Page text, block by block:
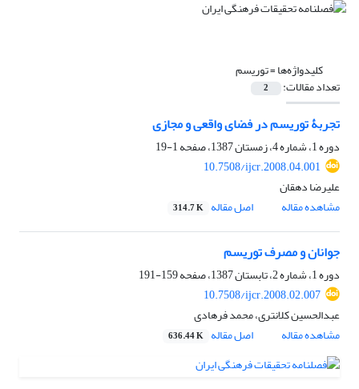
کلیدواژه‌ها =توریسم
تعداد مقالات: 2
تجربۀ توریسم در فضای واقعی و مجازی
دوره 1، شماره 4، زمستان 1387، صفحه
1-19
10.7508/ijcr.2008.04.001
علیرضا دهقان
مشاهده مقاله
اصل مقاله 314.7 K
جوانان و مصرف توریسم
دوره 1، شماره 2، تابستان 1387، صفحه
159-191
10.7508/ijcr.2008.02.007
عبدالحسین کلانتری، محمد فرهادی
مشاهده مقاله
اصل مقاله 636.44 K